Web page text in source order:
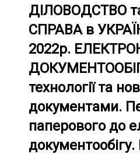
ДІЛОВОДСТВО
СПРАВА в
2022р.
технології та
документами.
паперового до